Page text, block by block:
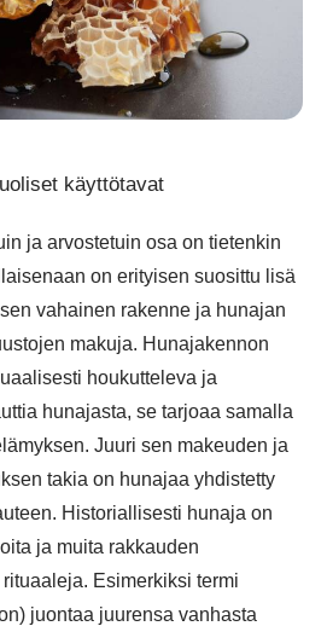
käyttötavat
ja arvostetuin osa on tietenkin
on erityisen suosittu lisä
vahainen rakenne ja hunajan
makuja. Hunajakennon
houkutteleva ja
hunajasta, se tarjoaa samalla
Juuri sen makeuden ja
takia on hunajaa yhdistetty
Historiallisesti hunaja on
ja muita rakkauden
Esimerkiksi termi
juontaa juurensa vanhasta